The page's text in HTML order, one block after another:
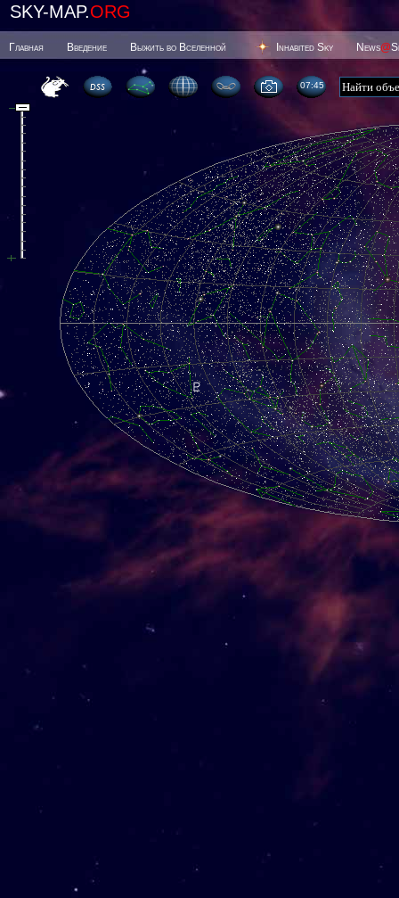
SKY-MAP.ORG
Главная Введение Выжить во Вселенной Inhabited Sky News@
07 45